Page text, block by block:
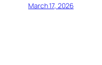
March 17, 2026